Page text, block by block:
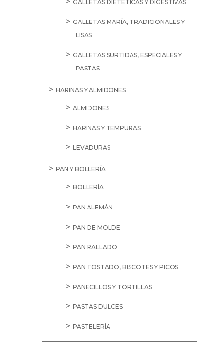
GALLETAS DIETÉTICAS Y DIGESTIVAS
GALLETAS MARÍA, TRADICIONALES Y
LISAS
GALLETAS SURTIDAS, ESPECIALES Y
PASTAS
HARINAS Y ALMIDONES
ALMIDONES
HARINAS Y TEMPURAS
LEVADURAS
PAN Y BOLLERÍA
BOLLERÍA
PAN ALEMÁN
PAN DE MOLDE
PAN RALLADO
PAN TOSTADO, BISCOTES Y PICOS
PANECILLOS Y TORTILLAS
PASTAS DULCES
PASTELERÍA